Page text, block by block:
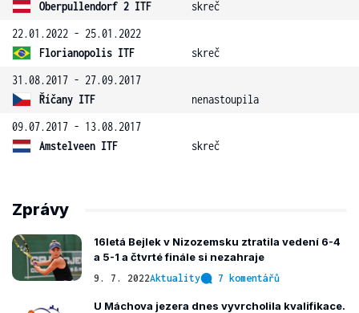
Oberpullendorf 2 ITF
skreč
22.01.2022 - 25.01.2022
Florianopolis ITF
skreč
31.08.2017 - 27.09.2017
Říčany ITF
nenastoupila
09.07.2017 - 13.08.2017
Amstelveen ITF
skreč
Zprávy
16letá Bejlek v Nizozemsku ztratila vedení 6-4
a 5-1 a čtvrté finále si nezahraje
9. 7. 2022Aktuality 7 komentářů
U Máchova jezera dnes vyvrcholila kvalifikace.